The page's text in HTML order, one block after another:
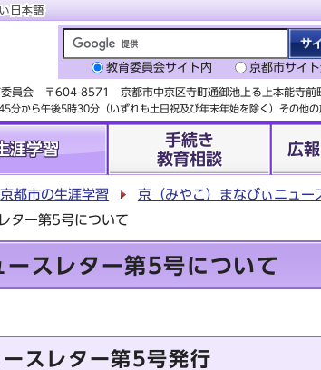
教育委員会サイト内 京都市サイ
委員会 〒604-8571 京都市中京区寺町通御池上る上本能寺
分から午後5時30分（いずれも土日祝及び年末年始を除く）その他
涯学習
手続き
教育相談
広
京都市の生涯学習
京（みやこ）まなびぃニュー
ター第5号について
スレター第5号について
スレター第5号発行